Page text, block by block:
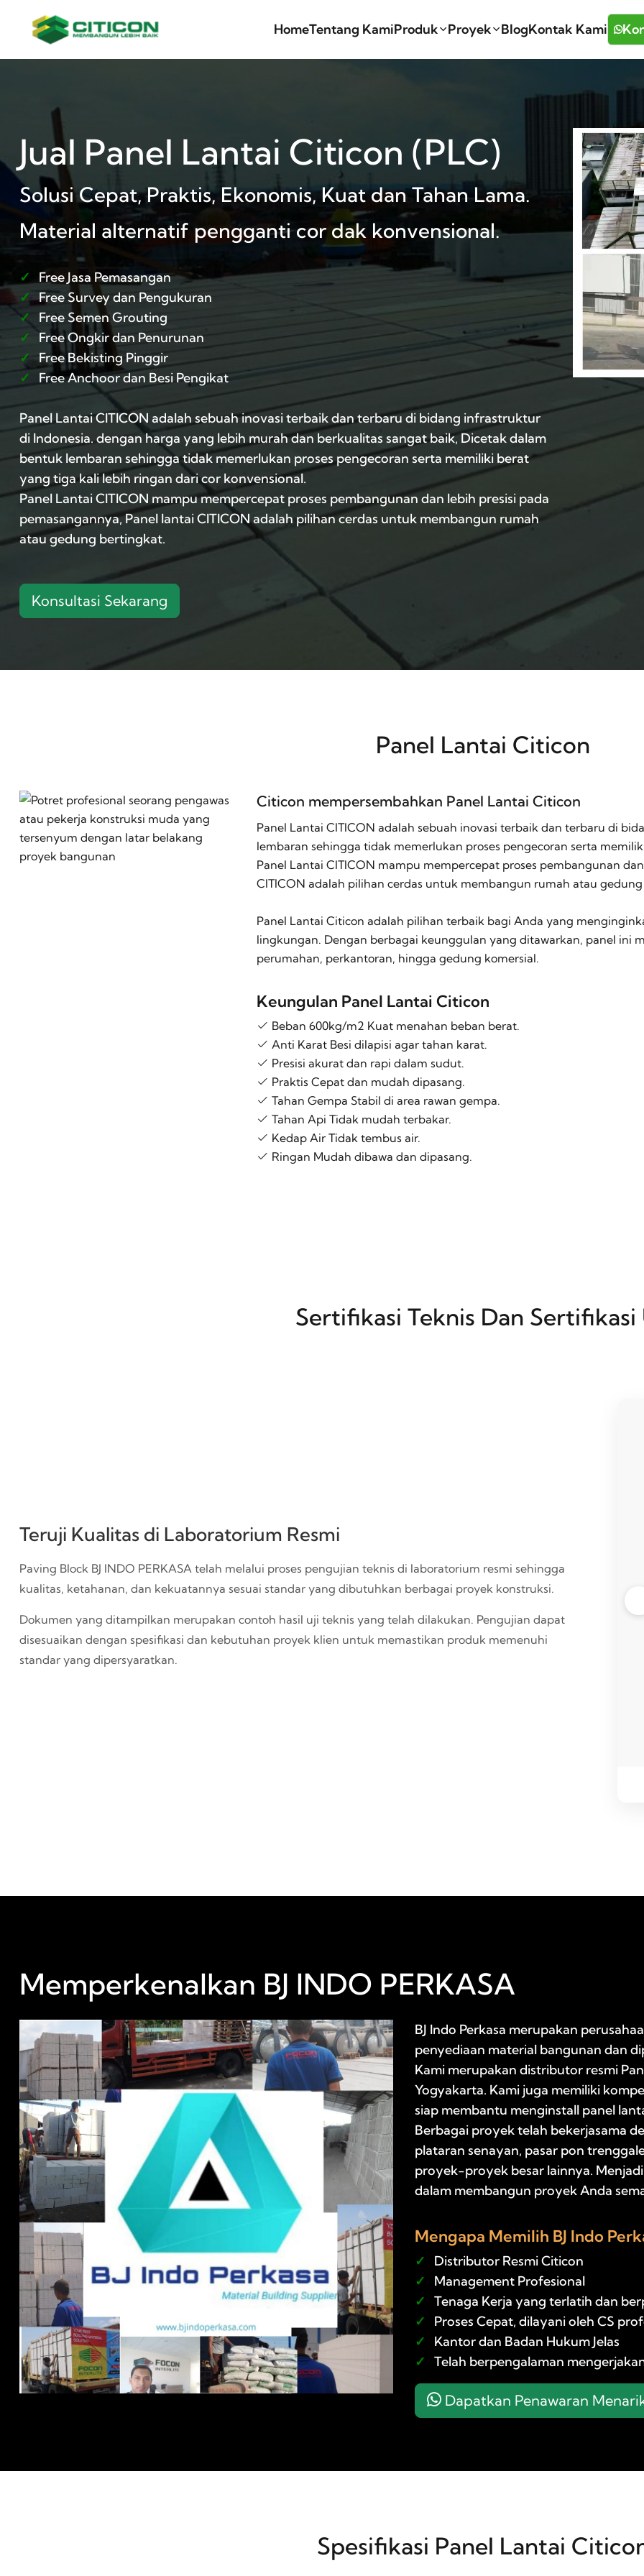
HomeTentang KamiProduk Proyek BlogKontak Kami
Jual Panel Lantai Citicon (PLC)
Solusi Cepat, Praktis, Ekonomis, Kuat dan Tahan Lama.
Material alternatif pengganti cor dak konvensional.
✓
Free Jasa Pemasangan
✓ Free Survey dan Pengukuran
✓
Free Semen Grouting
✓
Free Ongkir dan Penurunan
✓
Free Bekisting Pinggir
✓
Free Anchoor dan Besi Pengikat
Panel Lantai CITICON adalah sebuah inovasi terbaik dan terbaru di bidang infrastruktur
di Indonesia. dengan harga yang lebih murah dan berkualitas sangat baik, Dicetak dalam
bentuk lembaran sehingga tidak memerlukan proses pengecoran serta memiliki berat
yang tiga kali lebih ringan dari cor konvensional.
Panel Lantai CITICON mampu mempercepat proses pembangunan dan lebih presisi pada
pemasangannya, Panel lantai CITICON adalah pilihan cerdas untuk membangun rumah
atau gedung bertingkat.
Konsultasi Sekarang
Panel Lantai Citicon
Citicon mempersembahkan Panel Lantai Citicon
Panel Lantai CITICON adalah sebuah inovasi terbaik dan terbaru di
lembaran sehingga tidak memerlukan proses pengecoran serta
Panel Lantai CITICON mampu mempercepat proses pembangunan
CITICON adalah pilihan cerdas untuk membangun rumah atau
Panel Lantai Citicon adalah pilihan terbaik bagi Anda yang
lingkungan. Dengan berbagai keunggulan yang ditawarkan, panel ini
perumahan, perkantoran, hingga gedung komersial.
Keungulan Panel Lantai Citicon
Beban 600kg/m2 Kuat menahan beban berat.
Anti Karat Besi dilapisi agar tahan karat.
Presisi akurat dan rapi dalam sudut.
Praktis Cepat dan mudah dipasang.
Tahan Gempa Stabil di area rawan gempa.
Tahan Api Tidak mudah terbakar.
Kedap Air Tidak tembus air.
Ringan Mudah dibawa dan dipasang.
Sertifikasi Teknis Dan Sertifikasi
Teruji Kualitas di Laboratorium Resmi
Paving Block BJ INDO PERKASA telah melalui proses pengujian teknis di laboratorium resmi sehingga
kualitas, ketahanan, dan kekuatannya sesuai standar yang dibutuhkan berbagai proyek konstruksi.
Dokumen yang ditampilkan merupakan contoh hasil uji teknis yang telah dilakukan. Pengujian dapat
disesuaikan dengan spesifikasi dan kebutuhan proyek klien untuk memastikan produk memenuhi
standar yang dipersyaratkan.
Memperkenalkan BJ INDO PERKASA
BJ Indo Perkasa merupakan
penyediaan material bangunan dan
Kami merupakan distributor resmi
Yogyakarta. Kami juga memiliki
siap membantu menginstall panel
Berbagai proyek telah bekerjasama
plataran senayan, pasar pon
proyek-proyek besar lainnya.
dalam membangun proyek Anda
Mengapa Memilih BJ Indo
✓
Distributor Resmi Citicon
✓
Management Profesional
✓
Tenaga Kerja yang terlatih dan
✓
Proses Cepat, dilayani oleh CS
✓
Kantor dan Badan Hukum Jelas
✓
Telah berpengalaman
Dapatkan Penawaran
Spesifikasi Panel Lantai